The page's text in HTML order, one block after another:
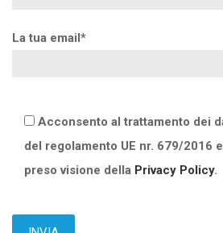
La tua email*
Acconsento al trattamento dei
del regolamento UE nr. 679/2016
preso visione della Privacy Policy.